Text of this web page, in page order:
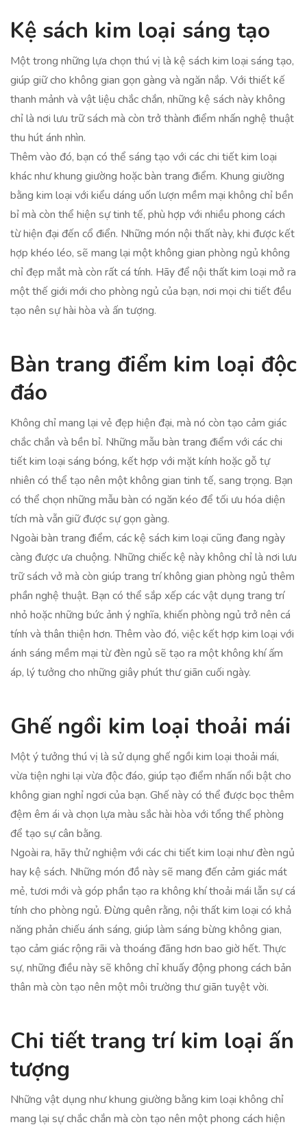
Kệ sách kim loại sáng tạo
Một trong những lựa chọn thú vị là kệ sách kim loại sáng tạo,
giúp giữ cho không gian gọn gàng và ngăn nắp. Với thiết kế
thanh mảnh và vật liệu chắc chắn, những kệ sách này không
chỉ là nơi lưu trữ sách mà còn trở thành điểm nhấn nghệ thuật
thu hút ánh nhìn.
Thêm vào đó, bạn có thể sáng tạo với các chi tiết kim loại
khác như khung giường hoặc bàn trang điểm. Khung giường
bằng kim loại với kiểu dáng uốn lượn mềm mại không chỉ bền
bỉ mà còn thể hiện sự tinh tế, phù hợp với nhiều phong cách
từ hiện đại đến cổ điển. Những món nội thất này, khi được kết
hợp khéo léo, sẽ mang lại một không gian phòng ngủ không
chỉ đẹp mắt mà còn rất cá tính. Hãy để nội thất kim loại mở ra
một thế giới mới cho phòng ngủ của bạn, nơi mọi chi tiết đều
tạo nên sự hài hòa và ấn tượng.
Bàn trang điểm kim loại độc
đáo
Không chỉ mang lại vẻ đẹp hiện đại, mà nó còn tạo cảm giác
chắc chắn và bền bỉ. Những mẫu bàn trang điểm với các chi
tiết kim loại sáng bóng, kết hợp với mặt kính hoặc gỗ tự
nhiên có thể tạo nên một không gian tinh tế, sang trọng. Bạn
có thể chọn những mẫu bàn có ngăn kéo để tối ưu hóa diện
tích mà vẫn giữ được sự gọn gàng.
Ngoài bàn trang điểm, các kệ sách kim loại cũng đang ngày
càng được ưa chuộng. Những chiếc kệ này không chỉ là nơi lưu
trữ sách vở mà còn giúp trang trí không gian phòng ngủ thêm
phần nghệ thuật. Bạn có thể sắp xếp các vật dụng trang trí
nhỏ hoặc những bức ảnh ý nghĩa, khiến phòng ngủ trở nên cá
tính và thân thiện hơn. Thêm vào đó, việc kết hợp kim loại với
ánh sáng mềm mại từ đèn ngủ sẽ tạo ra một không khí ấm
áp, lý tưởng cho những giây phút thư giãn cuối ngày.
Ghế ngồi kim loại thoải mái
Một ý tưởng thú vị là sử dụng ghế ngồi kim loại thoải mái,
vừa tiện nghi lại vừa độc đáo, giúp tạo điểm nhấn nổi bật cho
không gian nghỉ ngơi của bạn. Ghế này có thể được bọc thêm
đệm êm ái và chọn lựa màu sắc hài hòa với tổng thể phòng
để tạo sự cân bằng.
Ngoài ra, hãy thử nghiệm với các chi tiết kim loại như đèn ngủ
hay kệ sách. Những món đồ này sẽ mang đến cảm giác mát
mẻ, tươi mới và góp phần tạo ra không khí thoải mái lẫn sự cá
tính cho phòng ngủ. Đừng quên rằng, nội thất kim loại có khả
năng phản chiếu ánh sáng, giúp làm sáng bừng không gian,
tạo cảm giác rộng rãi và thoáng đãng hơn bao giờ hết. Thực
sự, những điều này sẽ không chỉ khuấy động phong cách bản
thân mà còn tạo nên một môi trường thư giãn tuyệt vời.
Chi tiết trang trí kim loại ấn
tượng
Những vật dụng như khung giường bằng kim loại không chỉ
mang lại sự chắc chắn mà còn tạo nên một phong cách hiện